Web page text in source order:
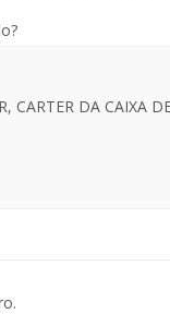
CARTER DA CAIXA